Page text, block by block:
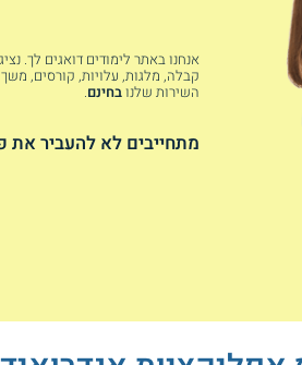
אנחנו באתר לימודים דואגים לך.
קבלה, מלגות, עלויות, קורסים,
השירות שלנובחינם.
מתחייבים לא להעביר את